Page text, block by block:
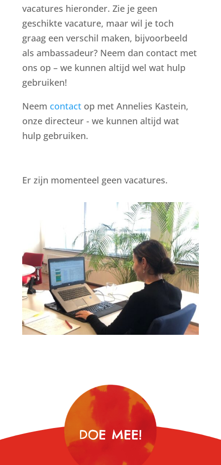
vacatures hieronder. Zie je geen
geschikte vacature, maar wil je toch
graag een verschil maken, bijvoorbeeld
als ambassadeur? Neem dan contact met
ons op – we kunnen altijd wel wat hulp
gebruiken!
Neem contactop met Annelies Kastein,
onze directeur - we kunnen altijd wat
hulp gebruiken.
Er zijn momenteel geen vacatures.
DOE MEE!